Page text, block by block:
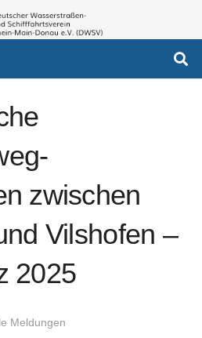
zwischen
Vilshofen –
2025
Meldungen